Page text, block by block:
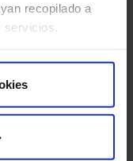
recopilado a